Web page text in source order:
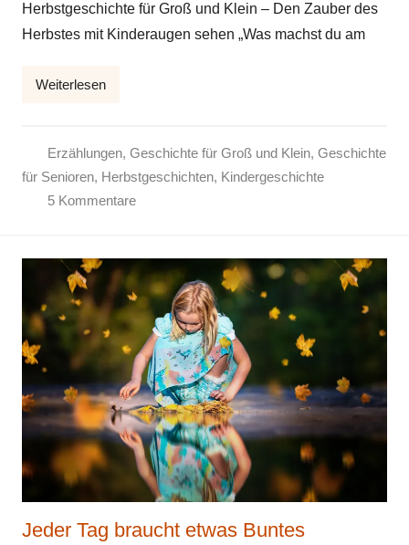
n
E
Herbstgeschichte für Groß und Klein – Den Zauber des
Herbstes mit Kinderaugen sehen „Was machst du am
Weiterlesen
Erzählungen, Geschichte für Groß und Klein, Geschichte
für Senioren, Herbstgeschichten, Kindergeschichte
5 Kommentare
Jeder Tag braucht etwas Buntes